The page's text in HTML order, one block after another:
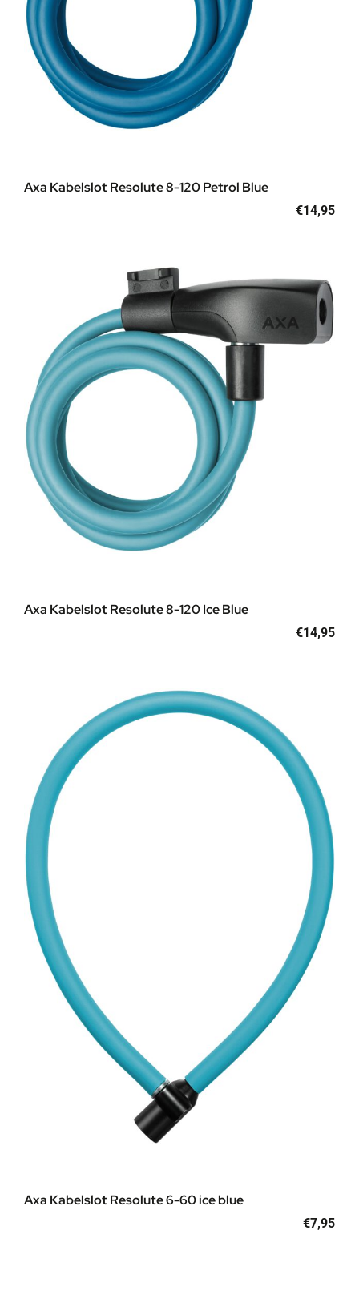
Axa Kabelslot Resolute 8-120 Petrol Blue
€14,95
Axa Kabelslot Resolute 8-120 Ice Blue
€14,95
Axa Kabelslot Resolute 6-60 ice blue
€7,95